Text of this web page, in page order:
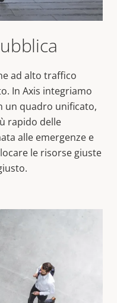
ad alto traffico
In Axis integriamo
un quadro unificato,
rapido delle
alle emergenze e
le risorse giuste